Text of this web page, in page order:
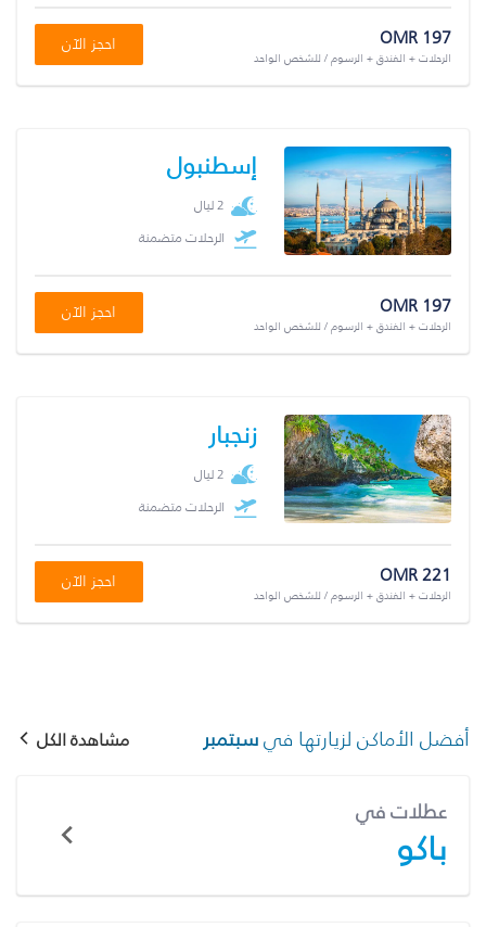
OMR 197
الرحلات + الفندق + الرسوم / للشخص الواحد
احجز الآن
إسطنبول
2 ليال
الرحلات متضمنة
OMR 197
الرحلات + الفندق + الرسوم / للشخص الواحد
احجز الآن
زنجبار
2 ليال
الرحلات متضمنة
OMR 221
الرحلات + الفندق + الرسوم / للشخص الواحد
احجز الآن
أفضل الأماكن لزيارتها فيسبتمبر مشاهدة الكل
عطلات في
باكو